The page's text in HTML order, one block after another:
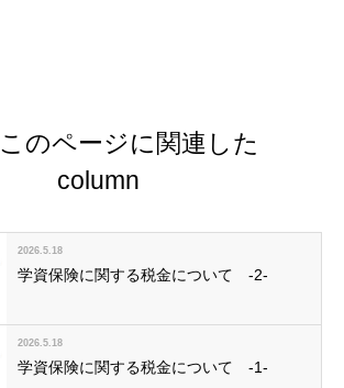
このページに関連した
column
2026.5.18
学資保険に関する税金について -2-
2026.5.18
学資保険に関する税金について -1-